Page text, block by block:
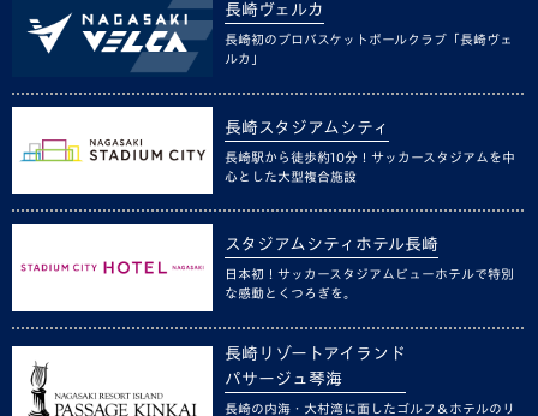
長崎ヴェルカ
長崎初のプロバスケットボールクラブ「長崎ヴェ
ルカ」
長崎スタジアムシティ
長崎駅から徒歩約10分！サッカースタジアムを中
心とした大型複合施設
スタジアムシティホテル長崎
日本初！サッカースタジアムビューホテルで特別
な感動とくつろぎを。
長崎リゾートアイランド
パサージュ琴海
長崎の内海・大村湾に面したゴルフ＆ホテルのリ